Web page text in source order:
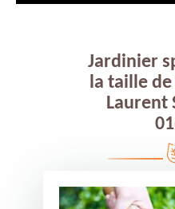
Jardinier
la taille de
Laurent